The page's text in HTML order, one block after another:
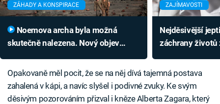
ZÁHADY A KONSPIRACE
skutečně nalezena. Nový objev
ZAJÍMAVOSTI
Nejděsivější
záchrany životů
Opakovaně měl pocit, že se na něj dívá tajemná postava
zahalená v kápi, a navíc slyšel i podivné zvuky. Ke svým
děsivým pozorováním přizval i kněze Alberta Zagara, který